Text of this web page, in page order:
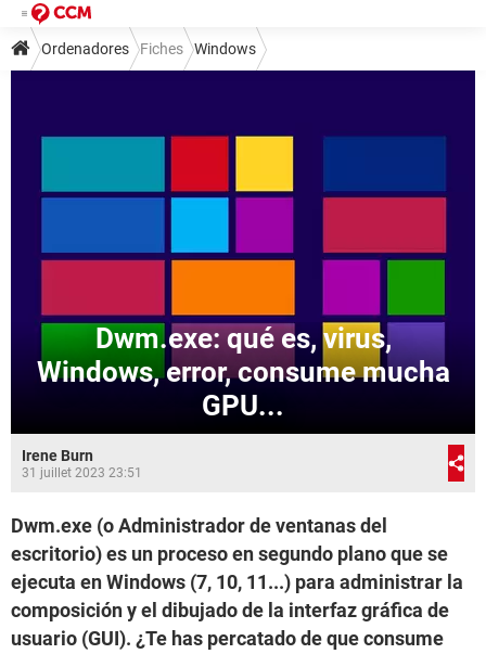
Ordenadores Fiches Windows
Dwm.exe: qué es, virus,
Windows, error, consume mucha
GPU...
Irene Burn
31 juillet 2023 23:51
Dwm.exe (o Administrador de ventanas del
escritorio) es un proceso en segundo plano que se
ejecuta en Windows (7, 10, 11...) para administrar la
composición y el dibujado de la interfaz gráfica de
usuario (GUI). ¿Te has percatado de que consume